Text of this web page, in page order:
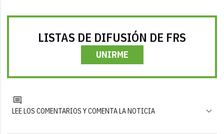
LISTAS DE DIFUSIÓN DE FRS
UNIRME
LEE LOS COMENTARIOS Y COMENTA LA NOTICIA